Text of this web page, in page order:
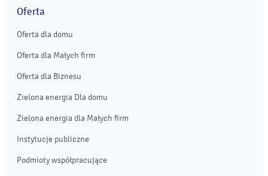
Oferta
Oferta dla domu
Oferta dla Małych firm
Oferta dla Biznesu
Zielona energia Dla domu
Zielona energia dla Małych firm
Instytucje publiczne
Podmioty współpracujące